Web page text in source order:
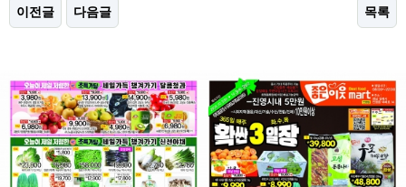
이전글 다음글 목록
본문